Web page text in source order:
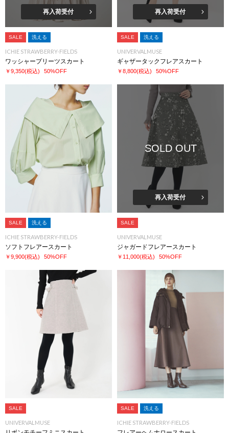
再入荷受付
SALE 洗える
ICHIE STRAWBERRY-FIELDS
ワッシャープリーツスカート
￥9,350(税込) 50%OFF
再入荷受付
SALE 洗える
UNIVERVALMUSE
ギャザータックフレアスカート
￥8,800(税込) 50%OFF
SALE 洗える
ICHIE STRAWBERRY-FIELDS
ソフトフレアースカート
￥9,900(税込) 50%OFF
SOLD OUT
再入荷受付
SALE
UNIVERVALMUSE
ジャガードフレアースカート
￥11,000(税込) 50%OFF
SALE
UNIVERVALMUSE
SALE 洗える
ICHIE STRAWBERRY-FIELDS